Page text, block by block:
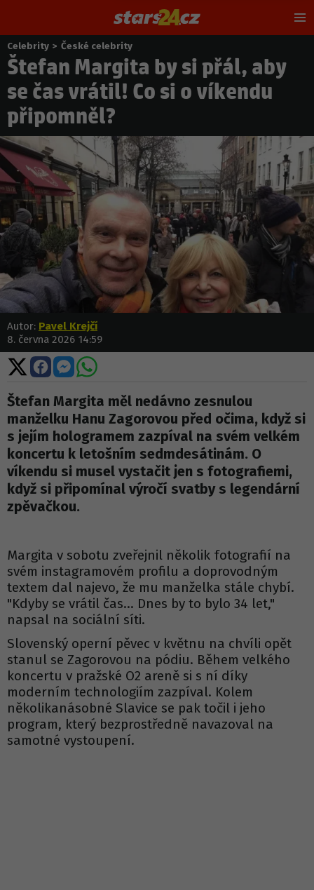
Nacházíte
se
zde:
Celebrity > České celebrity
Štefan Margita by si přál, aby
se čas vrátil! Co si o víkendu
připomněl?
Autor: Pavel Krejčí
8. června 2026 14:59
Sdílet
na
X
Sdílet
na
Facebooku
Sdílet
na
Messengeru
Sdílet
WhatsApp
Štefan Margita měl nedávno zesnulou
manželku Hanu Zagorovou před očima, když si
s jejím hologramem zazpíval na svém velkém
koncertu k letošním sedmdesátinám. O
víkendu si musel vystačit jen s fotografiemi,
když si připomínal výročí svatby s legendární
zpěvačkou.
Margita v sobotu zveřejnil několik fotografií na
svém instagramovém profilu a doprovodným
textem dal najevo, že mu manželka stále chybí.
"Kdyby se vrátil čas… Dnes by to bylo 34 let,"
napsal na sociální síti.
Slovenský operní pěvec v květnu na chvíli opět
stanul se Zagorovou na pódiu. Během velkého
koncertu v pražské O2 areně si s ní díky
moderním technologiím zazpíval. Kolem
několikanásobné Slavice se pak točil i jeho
program, který bezprostředně navazoval na
samotné vystoupení.